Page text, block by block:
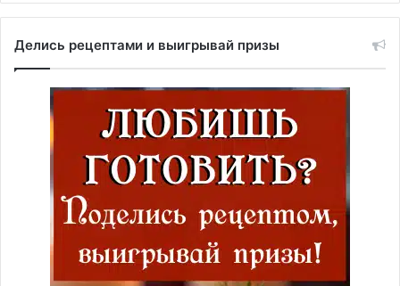
Делись рецептами и выигрывай призы